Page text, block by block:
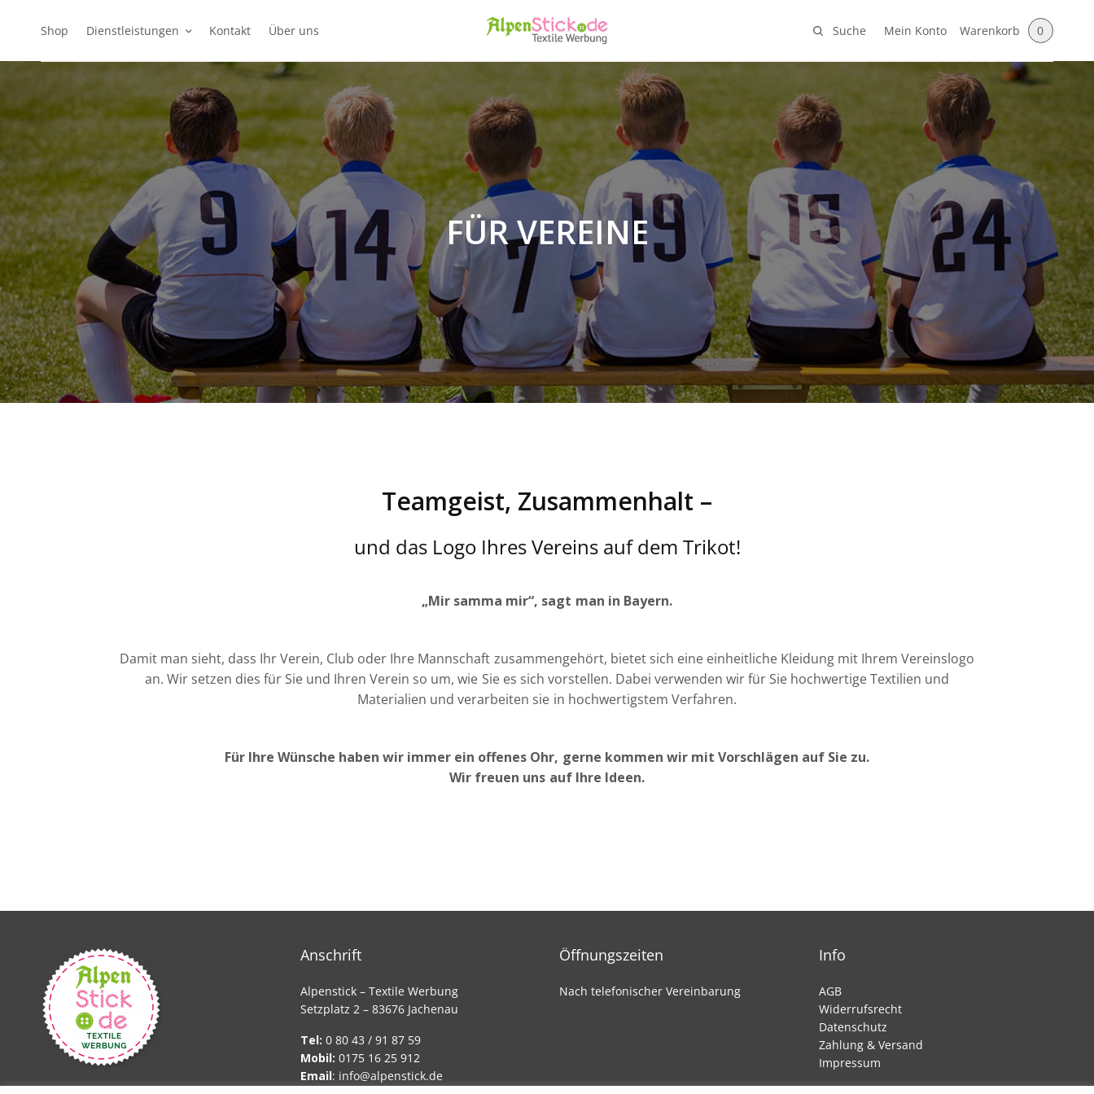
Shop Dienstleistungen Kontakt Über uns Suche Mein Konto Warenkorb 0
FÜR VEREINE
Teamgeist, Zusammenhalt –
und das Logo Ihres Vereins auf dem Trikot!
„Mir samma mir“, sagt man in Bayern.
Damit man sieht, dass Ihr Verein, Club oder Ihre Mannschaft zusammengehört, bietet sich eine einheitliche Kleidung mit Ihrem Vereinslogo
an. Wir setzen dies für Sie und Ihren Verein so um, wie Sie es sich vorstellen. Dabei verwenden wir für Sie hochwertige Textilien und
Materialien und verarbeiten sie in hochwertigstem Verfahren.
Für Ihre Wünsche haben wir immer ein offenes Ohr, gerne kommen wir mit Vorschlägen auf Sie zu.
Wir freuen uns auf Ihre Ideen.
Anschrift
Alpenstick – Textile Werbung
Setzplatz 2 – 83676 Jachenau
Tel: 0 80 43 / 91 87 59
Mobil: 0175 16 25 912
Email: info@alpenstick.de
Öffnungszeiten
Nach telefonischer Vereinbarung
Info
AGB
Widerrufsrecht
Datenschutz
Zahlung & Versand
Impressum